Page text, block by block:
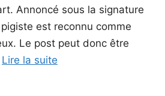
Annoncé sous la signature
pigiste est reconnu comme
Le post peut donc être
Lire la suite